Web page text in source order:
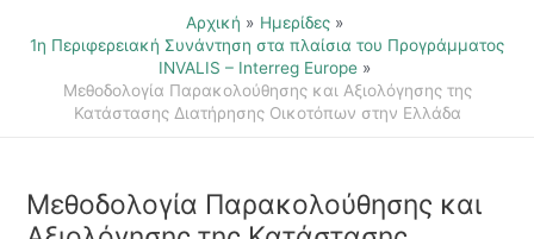
Αρχική
Ημερίδες
1η Περιφερειακή Συνάντηση στα πλαίσια του Προγράμματος
INVALIS – Interreg Europe
Μεθοδολογία Παρακολούθησης και Αξιολόγησης της
Κατάστασης Διατήρησης Οικοτόπων στην Ελλάδα
Μεθοδολογία Παρακολούθησης και